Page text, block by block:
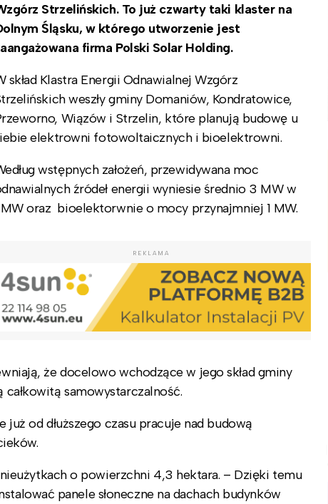
Strzelińskich. To już czwarty taki klaster na
Śląsku, w którego utworzenie jest
firma Polski Solar Holding.
skład Klastra Energii Odnawialnej Wzgórz
weszły gminy Domaniów, Kondratowice,
Wiązów i Strzelin, które planują budowę u
elektrowni fotowoltaicznych i bioelektrowni.
wstępnych założeń, przewidywana moc
źródeł energii wyniesie średnio 3 MW w
oraz bioelektorwnie o mocy przynajmniej 1 MW.
REKLAMA
że docelowo wchodzące w jego skład gminy
samowystarczalność.
od dłuższego czasu pracuje nad budową
o powierzchni 4,3 hektara. – Dzięki temu
panele słoneczne na dachach budynków